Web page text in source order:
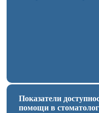
Показатели
помощи в